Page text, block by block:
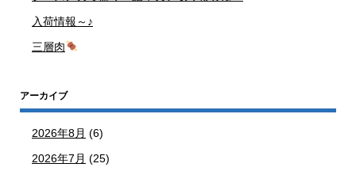
入荷情報～♪
三層肉
アーカイブ
2026年8月 (6)
2026年7月 (25)